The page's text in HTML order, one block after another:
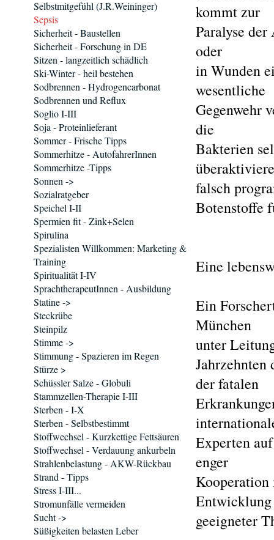
kommt zur
Paralyse
oder
in Wunden
wesentliche
Gegenwehr
die
Bakterien
falsch
Botenstoffe
Eine
Ein
München
unter
der fatalen
Experten
enger
Kooperation
Entwicklung
geeigneter
Selbstmitgefühl (J.R.Weininger)
Sepsis
Sicherheit - Baustellen
Sicherheit - Forschung in DE
Sitzen - langzeitlich schädlich
Ski-Winter - heil bestehen
Sodbrennen - Hydrogencarbonat
Sodbrennen und Reflux
Soglio I-III
Soja - Proteinlieferant
Sommer - Frische Tipps
Sommerhitze - AutofahrerInnen
Sommerhitze -Tipps
Sonnen ->
Sozialratgeber
Speichel I-II
Spermien fit - Zink+Selen
Spirulina
Spezialisten Willkommen: Marketing &
Training
Spiritualität I-IV
SprachtherapeutInnen - Ausbildung
Statine ->
Steckrübe
Steinpilz
Stimme ->
Stimmung - Spazieren im Regen
Stürze >
Schüssler Salze - Globuli
Stammzellen-Therapie I-III
Sterben - I-X
Sterben - Selbstbestimmt
Stoffwechsel - Kurzkettige Fettsäuren
Stoffwechsel - Verdauung ankurbeln
Strahlenbelastung - AKW-Rückbau
Strand - Tipps
Stress I-III...
Stromunfälle vermeiden
Sucht ->
Süßigkeiten belasten Leber